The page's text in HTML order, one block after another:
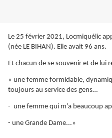
Le 25 février 2021, Locmiquélic
(née LE BIHAN). Elle avait 96 ans.
Et chacun de se souvenir et de lui
« une femme formidable,
toujours au service des gens…
- une femme qui m’a beaucoup
- une Grande Dame...»